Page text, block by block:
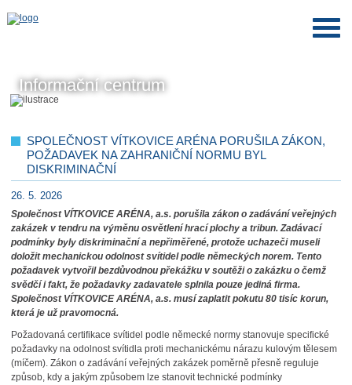
Informační centrum
SPOLEČNOST VÍTKOVICE ARÉNA PORUŠILA ZÁKON,
POŽADAVEK NA ZAHRANIČNÍ NORMU BYL
DISKRIMINAČNÍ
26. 5. 2026
Společnost VÍTKOVICE ARÉNA, a.s. porušila zákon o zadávání veřejných
zakázek v tendru na výměnu osvětlení hrací plochy a tribun. Zadávací
podmínky byly diskriminační a nepřiměřené, protože uchazeči museli
doložit mechanickou odolnost svítidel podle německých norem. Tento
požadavek vytvořil bezdůvodnou překážku v soutěži o zakázku o čemž
svědčí i fakt, že požadavky zadavatele splnila pouze jediná firma.
Společnost VÍTKOVICE ARÉNA, a.s. musí zaplatit pokutu 80 tisíc korun,
která je už pravomocná.
Požadovaná certifikace svítidel podle německé normy stanovuje specifické
požadavky na odolnost svítidla proti mechanickému nárazu kulovým tělesem
(míčem). Zákon o zadávání veřejných zakázek poměrně přesně reguluje
způsob, kdy a jakým způsobem lze stanovit technické podmínky